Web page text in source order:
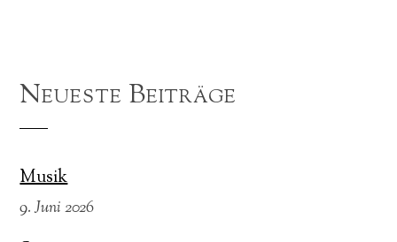
Neueste Beiträge
Musik
9. Juni 2026